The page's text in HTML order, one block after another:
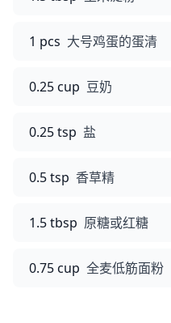
1 pcs 大号鸡蛋的蛋清
0.25 cup 豆奶
0.25 tsp 盐
0.5 tsp 香草精
1.5 tbsp 原糖或红糖
0.75 cup 全麦低筋面粉